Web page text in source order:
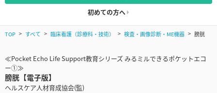
初めての方へ
TOP すべて 臨床看護（診療科・技術） 検査・画像診断・ME機器 膀胱
≪Pocket Echo Life Support教育シリーズ みるミルできるポケットエコ
ー①≫
膀胱【電子版】
ヘルスケア人材育成協会(監)